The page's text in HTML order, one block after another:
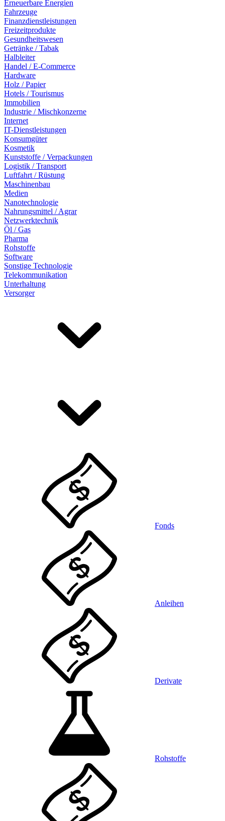
Erneuerbare Energien
Fahrzeuge
Finanzdienstleistungen
Freizeitprodukte
Gesundheitswesen
Getränke / Tabak
Halbleiter
Handel / E-Commerce
Hardware
Holz / Papier
Hotels / Tourismus
Immobilien
Industrie / Mischkonzerne
Internet
IT-Dienstleistungen
Konsumgüter
Kosmetik
Kunststoffe / Verpackungen
Logistik / Transport
Luftfahrt / Rüstung
Maschinenbau
Medien
Nanotechnologie
Nahrungsmittel / Agrar
Netzwerktechnik
Öl / Gas
Pharma
Rohstoffe
Software
Sonstige Technologie
Telekommunikation
Unterhaltung
Versorger
Fonds
Anleihen
Derivate
Rohstoffe